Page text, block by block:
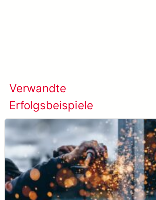
Verwandte
Erfolgsbeispiele